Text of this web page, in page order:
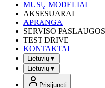
MŪSŲ MODELIAI
AKSESUARAI
APRANGA
SERVISO PASLAUGOS
TEST DRIVE
KONTAKTAI
Lietuvių▼
Lietuvių▼
Prisijungti